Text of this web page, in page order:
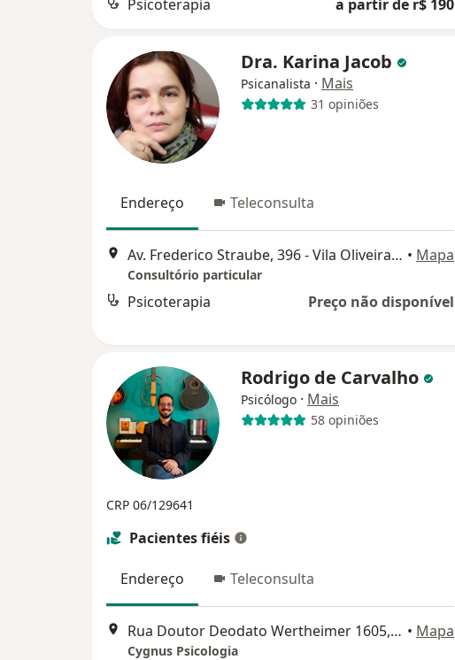
Psicoterapia a partir de r$ 190
Dra. Karina Jacob
Psicanalista · Mais
31 opiniões
Endereço Teleconsulta
Av. Frederico Straube, 396 - Vila Oliveira, Mogi das Cruzes • Mapa
Consultório particular
Psicoterapia Preço não disponível
Rodrigo de Carvalho
Psicólogo · Mais
58 opiniões
CRP 06/129641
Pacientes fiéis
Endereço Teleconsulta
Rua Doutor Deodato Wertheimer 1605, Mogi das Cruzes • Mapa
Cygnus Psicologia